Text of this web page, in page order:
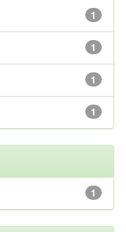
1
1
1
1
1